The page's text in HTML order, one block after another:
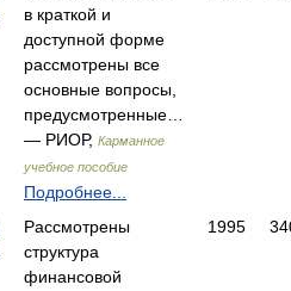
в краткой и
доступной форме
рассмотрены все
основные вопросы,
предусмотренные…
— РИОР, Карманное
учебное пособие
Подробнее...
Рассмотрены
структура
финансовой
1995